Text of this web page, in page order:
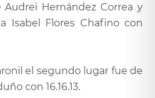
Audrei Hernández Correa y
Isabel Flores Chafino con
el segundo lugar fue de
con 16.16.13.